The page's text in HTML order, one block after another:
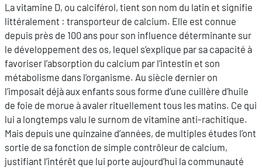
La vitamine D, ou calciférol, tient son nom du latin et signifie
littéralement : transporteur de calcium. Elle est connue
depuis près de 100 ans pour son influence déterminante sur
le développement des os, lequel s’explique par sa capacité à
favoriser l’absorption du calcium par l’intestin et son
métabolisme dans l’organisme. Au siècle dernier on
l’imposait déjà aux enfants sous forme d’une cuillère d’huile
de foie de morue à avaler rituellement tous les matins. Ce qui
lui a longtemps valu le surnom de vitamine anti-rachitique.
Mais depuis une quinzaine d’années, de multiples études l’ont
sortie de safonction de simple contrôleur de calcium,
justifiant l’intérêt que lui porte aujourd’hui la communauté